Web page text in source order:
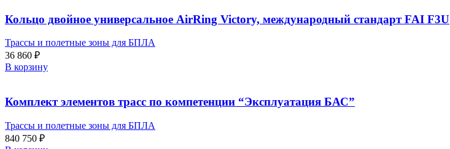
Кольцо двойное универсальное AirRing Victory, международный стандарт FAI F3U
Трассы и полетные зоны для БПЛА
36 860 ₽
В корзину
Комплект элементов трасс по компетенции “Эксплуатация БАС”
Трассы и полетные зоны для БПЛА
840 750 ₽